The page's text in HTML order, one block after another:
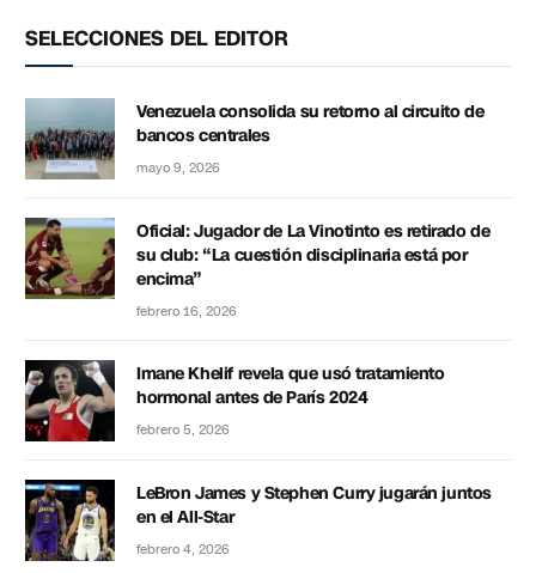
SELECCIONES DEL EDITOR
Venezuela consolida su retorno al circuito de
bancos centrales
mayo 9, 2026
Oficial: Jugador de La Vinotinto es retirado de
su club: “La cuestión disciplinaria está por
encima”
febrero 16, 2026
Imane Khelif revela que usó tratamiento
hormonal antes de París 2024
febrero 5, 2026
LeBron James y Stephen Curry jugarán juntos
en el All-Star
febrero 4, 2026